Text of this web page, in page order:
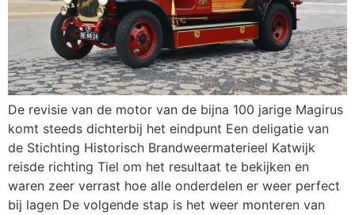
De revisie van de motor van de bijna 100 jarige Magirus
komt steeds dichterbij het eindpunt Een deligatie van
de Stichting Historisch Brandweermaterieel Katwijk
reisde richting Tiel om het resultaat te bekijken en
waren zeer verrast hoe alle onderdelen er weer perfect
bij lagen De volgende stap is het weer monteren van